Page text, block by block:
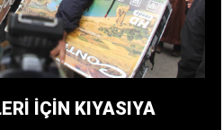
İÇİN KIYASIYA